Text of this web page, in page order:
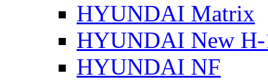
HYUNDAI Matrix
HYUNDAI New
HYUNDAI NF